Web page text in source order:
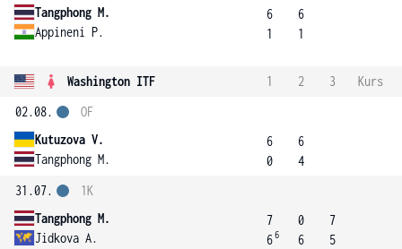
Tangphong M.
Appineni P.
6
1
6
1
Washington ITF 1 2 3
Kurs
02.08.
Kutuzova V.
Tangphong M.
OF
6
0
6
4
31.07.
Tangphong M.
Jidkova A.
1K
7
66
0
6
7
5